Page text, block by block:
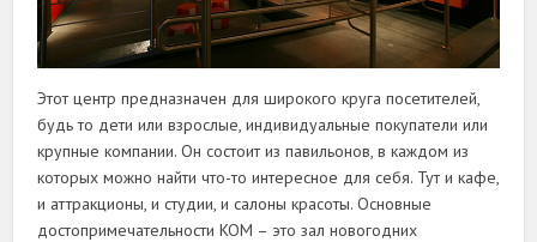
Этот центр предназначен для широкого круга посетителей,
будь то дети или взрослые, индивидуальные покупатели или
крупные компании. Он состоит из павильонов, в каждом из
которых можно найти что-то интересное для себя. Тут и кафе,
и аттракционы, и студии, и салоны красоты. Основные
достопримечательности KOM – это зал новогодних